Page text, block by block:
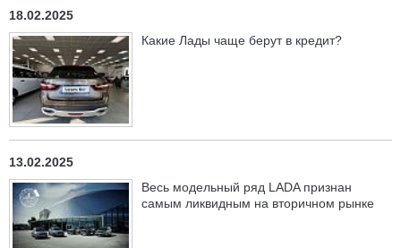
18.02.2025
Какие Лады чаще берут в кредит?
13.02.2025
Весь модельный ряд LADA признан
самым ликвидным на вторичном рынке